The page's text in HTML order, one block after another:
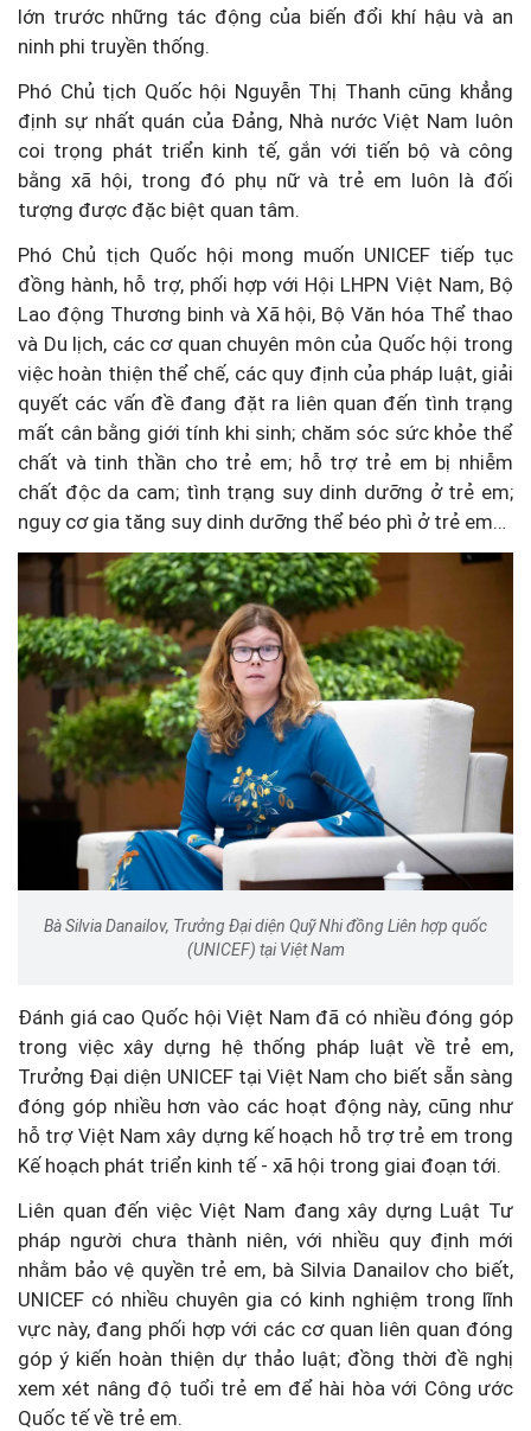
lớn trước những tác động của biến đổi khí hậu và an
ninh phi truyền thống.
Phó Chủ tịch Quốc hội Nguyễn Thị Thanh cũng khẳng
định sự nhất quán của Đảng, Nhà nước Việt Nam luôn
coi trọng phát triển kinh tế, gắn với tiến bộ và công
bằng xã hội, trong đó phụ nữ và trẻ em luôn là đối
tượng được đặc biệt quan tâm.
Phó Chủ tịch Quốc hội mong muốn UNICEF tiếp tục
đồng hành, hỗ trợ, phối hợp với Hội LHPN Việt Nam, Bộ
Lao động Thương binh và Xã hội, Bộ Văn hóa Thể thao
và Du lịch, các cơ quan chuyên môn của Quốc hội trong
việc hoàn thiện thể chế, các quy định của pháp luật, giải
quyết các vấn đề đang đặt ra liên quan đến tình trạng
mất cân bằng giới tính khi sinh; chăm sóc sức khỏe thể
chất và tinh thần cho trẻ em; hỗ trợ trẻ em bị nhiễm
chất độc da cam; tình trạng suy dinh dưỡng ở trẻ em;
nguy cơ gia tăng suy dinh dưỡng thể béo phì ở trẻ em…
Bà Silvia Danailov, Trưởng Đại diện Quỹ Nhi đồng Liên hợp quốc
(UNICEF) tại Việt Nam
Đánh giá cao Quốc hội Việt Nam đã có nhiều đóng góp
trong việc xây dựng hệ thống pháp luật về trẻ em,
Trưởng Đại diện UNICEF tại Việt Nam cho biết sẵn sàng
đóng góp nhiều hơn vào các hoạt động này, cũng như
hỗ trợ Việt Nam xây dựng kế hoạch hỗ trợ trẻ em trong
Kế hoạch phát triển kinh tế - xã hội trong giai đoạn tới.
Liên quan đến việc Việt Nam đang xây dựng Luật Tư
pháp người chưa thành niên, với nhiều quy định mới
nhằm bảo vệ quyền trẻ em, bà Silvia Danailov cho biết,
UNICEF có nhiều chuyên gia có kinh nghiệm trong lĩnh
vực này, đang phối hợp với các cơ quan liên quan đóng
góp ý kiến hoàn thiện dự thảo luật; đồng thời đề nghị
xem xét nâng độ tuổi trẻ em để hài hòa với Công ước
Quốc tế về trẻ em.